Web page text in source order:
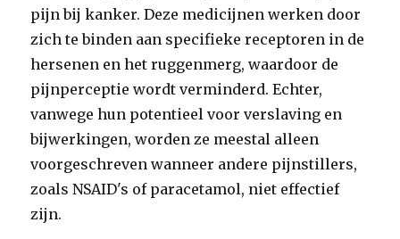
pijn bij kanker. Deze medicijnen werken door
zich te binden aan specifieke receptoren in de
hersenen en het ruggenmerg, waardoor de
pijnperceptie wordt verminderd. Echter,
vanwege hun potentieel voor verslaving en
bijwerkingen, worden ze meestal alleen
voorgeschreven wanneer andere pijnstillers,
zoals NSAID's of paracetamol, niet effectief
zijn.